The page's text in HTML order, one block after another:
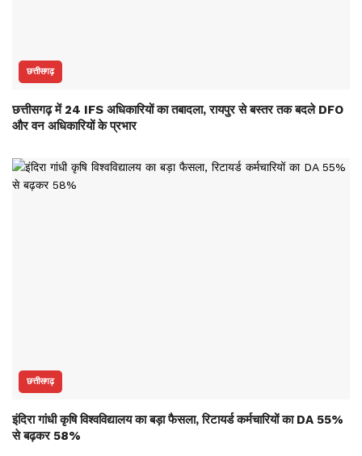
छत्तीसगढ़
छत्तीसगढ़ में 24 IFS अधिकारियों का तबादला, रायपुर से बस्तर तक बदले DFO
और वन अधिकारियों के प्रभार
छत्तीसगढ़
इंदिरा गांधी कृषि विश्वविद्यालय का बड़ा फैसला, रिटायर्ड कर्मचारियों का DA 55%
से बढ़कर 58%